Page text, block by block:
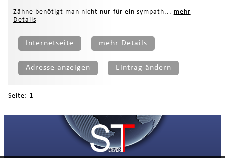
Zähne benötigt man nicht nur für ein sympath... mehr
Details
Internetseite mehr Details
Adresse anzeigen Eintrag ändern
Seite: 1